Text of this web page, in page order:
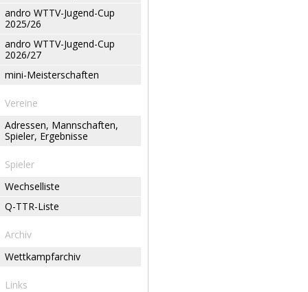
andro WTTV-Jugend-Cup
2025/26
andro WTTV-Jugend-Cup
2026/27
mini-Meisterschaften
Vereine
Adressen, Mannschaften,
Spieler, Ergebnisse
Spieler
Wechselliste
Q-TTR-Liste
Archiv
Wettkampfarchiv
Links